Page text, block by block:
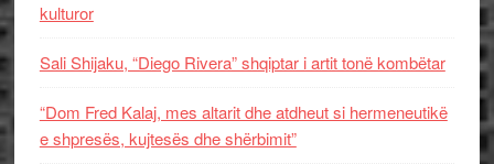
kulturor
Sali Shijaku, “Diego Rivera” shqiptar i artit tonë kombëtar
“Dom Fred Kalaj, mes altarit dhe atdheut si hermeneutikë
e shpresës, kujtesës dhe shërbimit”